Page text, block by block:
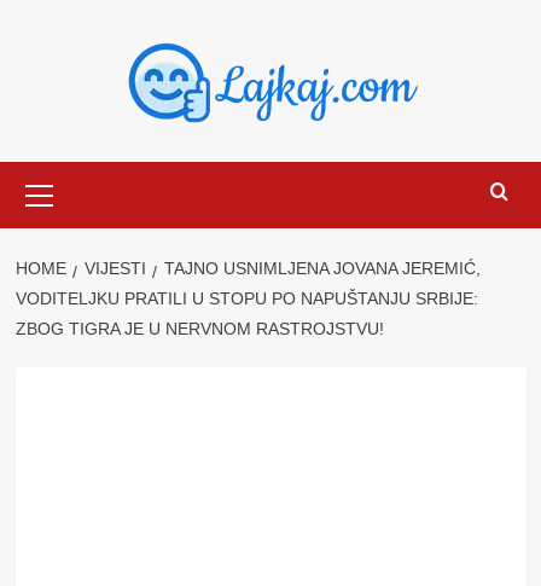
Menu
HOME VIJESTI
TAJNO USNIMLJENA JOVANA JEREMIĆ,
VODITELJKU PRATILI U STOPU PO NAPUŠTANJU SRBIJE:
ZBOG TIGRA JE U NERVNOM RASTROJSTVU!